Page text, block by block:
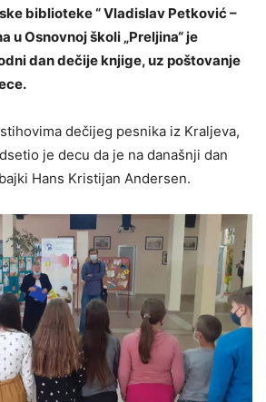
biblioteke “ Vladislav Petković –
u Osnovnoj školi „Preljina“ je
dan dečije knjige, uz poštovanje
dečijeg pesnika iz Kraljeva,
je decu da je na današnji dan
Hans Kristijan Andersen.